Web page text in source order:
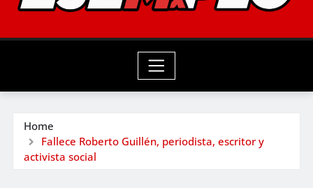
Home
Fallece Roberto Guillén, periodista, escritor y
activista social